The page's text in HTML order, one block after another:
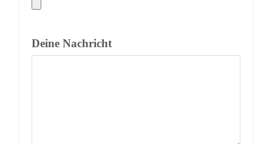
Deine Nachricht